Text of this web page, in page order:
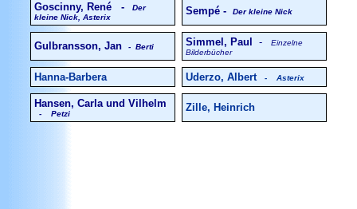
Goscinny, René -
Der
kleine Nick, Asterix
Sempé - Der kleine Nick
Gulbransson, Jan - Berti Simmel, Paul -
Einzelne
Bilderbücher
Hanna-Barbera Uderzo, Albert - Asterix
Hansen, Carla und Vilhelm
- Petzi
Zille, Heinrich